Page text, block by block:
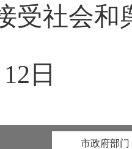
受社会和
日
市政府部门